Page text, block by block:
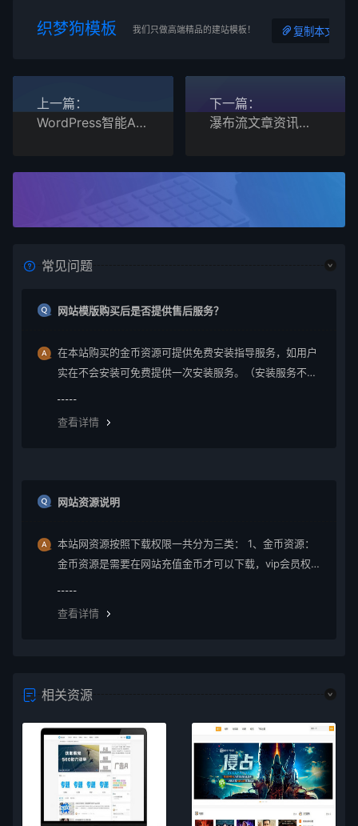
织梦狗模板 我们只做高端精品的建站模板！ 复制本文链接
上一篇：
WordPress智能AI助手功能插件
下一篇：
瀑布流文章资讯个人博客类WordPress主题模板
常见问题
网站模版购买后是否提供售后服务？
在本站购买的金币资源可提供免费安装指导服务，如用户
实在不会安装可免费提供一次安装服务。（安装服务不包
查看详情
网站资源说明
本站网资源按照下载权限一共分为三类： 1、金币资源：
金币资源是需要在网站充值金币才可以下载，vip会员权限
查看详情
相关资源